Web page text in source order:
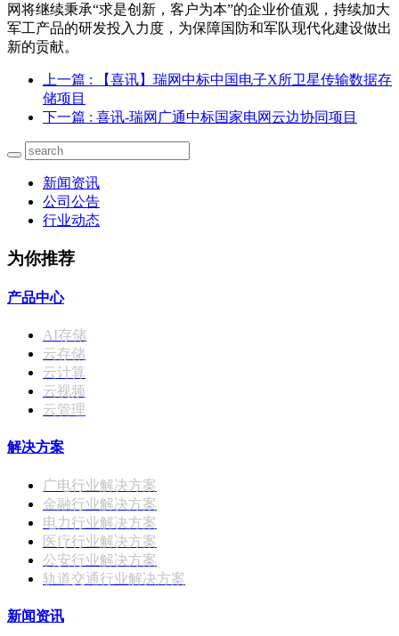
网将继续秉承“求是创新，客户为本”的企业价值观，持续加大
军工产品的研发投入力度，为保障国防和军队现代化建设做出
新的贡献。
上一篇 : 【喜讯】瑞网中标中国电子X所卫星传输数据存
储项目
下一篇 : 喜讯-瑞网广通中标国家电网云边协同项目
新闻资讯
公司公告
行业动态
为你推荐
产品中心
AI存储
云存储
云计算
云视频
云管理
解决方案
广电行业解决方案
金融行业解决方案
电力行业解决方案
医疗行业解决方案
公安行业解决方案
轨道交通行业解决方案
新闻资讯